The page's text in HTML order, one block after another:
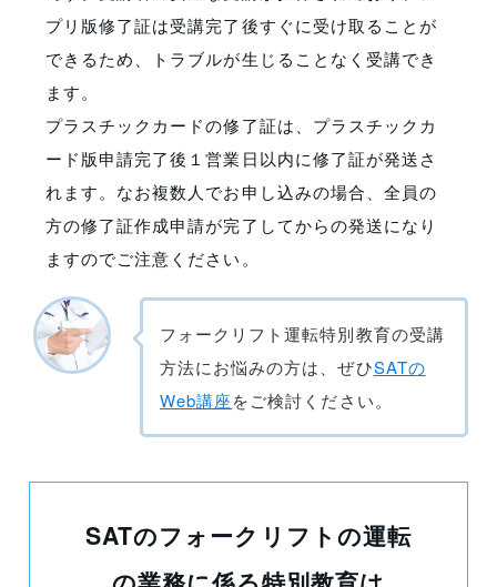
プリ版修了証は受講完了後すぐに受け取ることが
できるため、トラブルが生じることなく受講でき
ます。
プラスチックカードの修了証は、プラスチックカ
ード版申請完了後１営業日以内に修了証が発送さ
れます。なお複数人でお申し込みの場合、全員の
方の修了証作成申請が完了してからの発送になり
ますのでご注意ください。
フォークリフト運転特別教育の受講
方法にお悩みの方は、ぜひSATの
Web講座をご検討ください。
SATのフォークリフトの運転